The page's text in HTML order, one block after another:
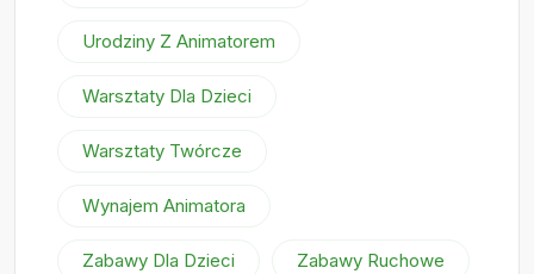
Urodziny Z Animatorem
Warsztaty Dla Dzieci
Warsztaty Twórcze
Wynajem Animatora
Zabawy Dla Dzieci Zabawy Ruchowe